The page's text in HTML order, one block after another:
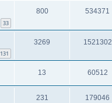
33
800 534371
131
3269 1521302
13 60512
231 179046